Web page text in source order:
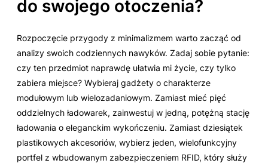
do swojego otoczenia?
Rozpoczęcie przygody z minimalizmem warto zacząć od
analizy swoich codziennych nawyków. Zadaj sobie pytanie:
czy ten przedmiot naprawdę ułatwia mi życie, czy tylko
zabiera miejsce? Wybieraj gadżety o charakterze
modułowym lub wielozadaniowym. Zamiast mieć pięć
oddzielnych ładowarek, zainwestuj w jedną, potężną stację
ładowania o eleganckim wykończeniu. Zamiast dziesiątek
plastikowych akcesoriów, wybierz jeden, wielofunkcyjny
portfel z wbudowanym zabezpieczeniem RFID, który służy